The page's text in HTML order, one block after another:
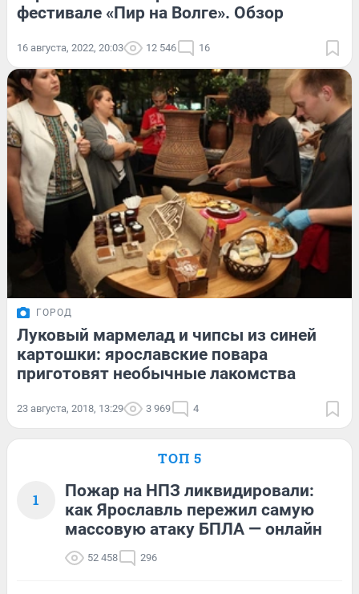
фестивале «Пир на Волге». Обзор
16 августа, 2022, 20:03 12 546 16
ГОРОД
Луковый мармелад и чипсы из синей
картошки: ярославские повара
приготовят необычные лакомства
23 августа, 2018, 13:29 3 969 4
ТОП 5
1
Пожар на НПЗ ликвидировали:
как Ярославль пережил самую
массовую атаку БПЛА — онлайн
52 458 296